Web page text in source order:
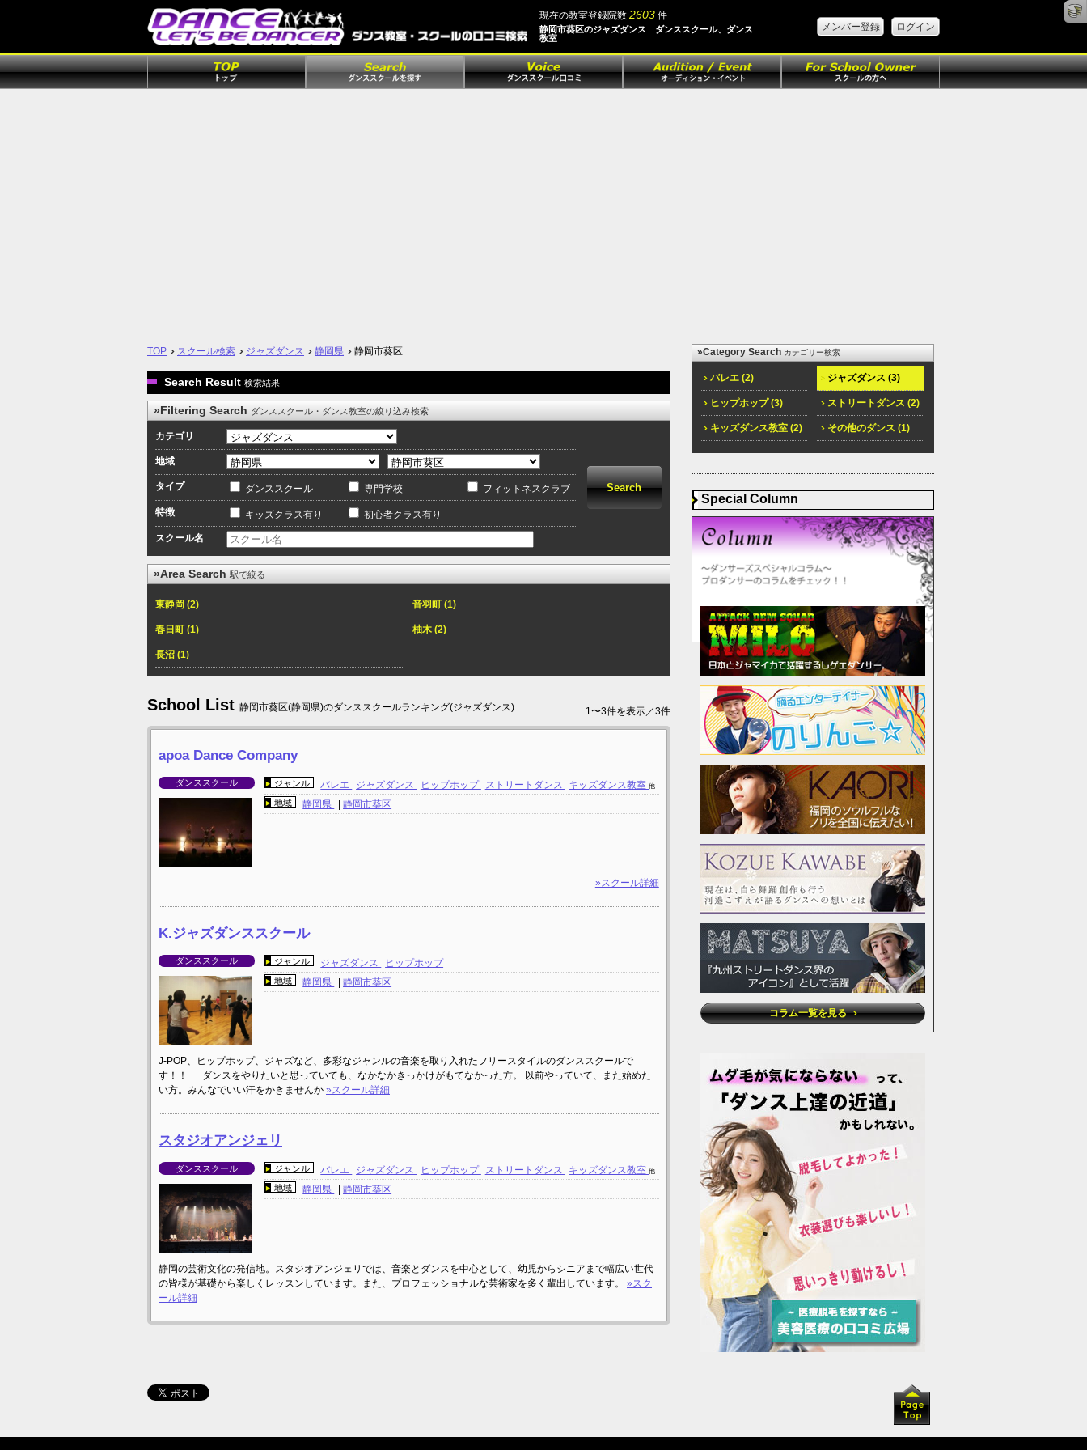
現在の教室登録院数 2603件
静岡市葵区のジャズダンス ダンススクール、ダンス
教室
メンバー登録 ログイン
TOP スクール検索 ジャズダンス 静岡県 静岡市葵区
Search Result 検索結果
»Filtering Search ダンススクール・ダンス教室の絞り込み検索
カテゴリ
地域
タイプ ダンススクール 専門学校 フィットネスクラブ
特徴 キッズクラス有り 初心者クラス有り
スクール名
»Area Search 駅で絞る
東静岡 (2) 音羽町 (1)
春日町 (1) 柚木 (2)
長沼 (1)
School List 静岡市葵区(静岡県)のダンススクールランキング(ジャズダンス) 1〜3件を表示／3件
apoa Dance Company
ダンススクール ジャンル バレエ ジャズダンス ヒップホップ ストリートダンス キッズダンス教室他
地域 静岡県 |静岡市葵区
»スクール詳細
K.ジャズダンススクール
ダンススクール ジャンル ジャズダンス ヒップホップ
地域 静岡県 |静岡市葵区
J-POP、ヒップホップ、ジャズなど、多彩なジャンルの音楽を取り入れたフリースタイルのダンススクールで
す！！ ダンスをやりたいと思っていても、なかなかきっかけがもてなかった方。 以前やっていて、また始めた
い方。みんなでいい汗をかきませんか »スクール詳細
スタジオアンジェリ
ダンススクール ジャンル バレエ ジャズダンス ヒップホップ ストリートダンス キッズダンス教室他
地域 静岡県 |静岡市葵区
静岡の芸術文化の発信地。スタジオアンジェリでは、音楽とダンスを中心として、幼児からシニアまで幅広い世代
の皆様が基礎から楽しくレッスンしています。また、プロフェッショナルな芸術家を多く輩出しています。 »スク
ール詳細
»Category Search カテゴリー検索
バレエ (2) ジャズダンス (3)
ヒップホップ (3) ストリートダンス (2)
キッズダンス教室 (2) その他のダンス (1)
Special Column
コラム一覧を見る